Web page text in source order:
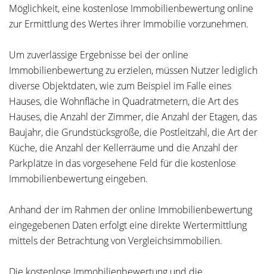
Möglichkeit, eine kostenlose Immobilienbewertung online
zur Ermittlung des Wertes ihrer Immobilie vorzunehmen.
Um zuverlässige Ergebnisse bei der online
Immobilienbewertung zu erzielen, müssen Nutzer lediglich
diverse Objektdaten, wie zum Beispiel im Falle eines
Hauses, die Wohnfläche in Quadratmetern, die Art des
Hauses, die Anzahl der Zimmer, die Anzahl der Etagen, das
Baujahr, die Grundstücksgröße, die Postleitzahl, die Art der
Küche, die Anzahl der Kellerräume und die Anzahl der
Parkplätze in das vorgesehene Feld für die kostenlose
Immobilienbewertung eingeben.
Anhand der im Rahmen der online Immobilienbewertung
eingegebenen Daten erfolgt eine direkte Wertermittlung
mittels der Betrachtung von Vergleichsimmobilien.